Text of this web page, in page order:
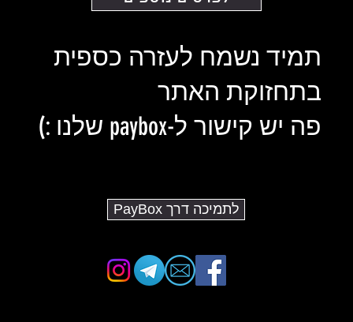
תמיד נשמח לעזרה כספית
בתחזוקת האתר
פה יש קישור ל-paybox שלנו :)
לתמיכה דרך PayBox